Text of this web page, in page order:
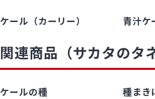
ケール（カーリー） 青汁ケ
関連商品（サカタのタ
ケールの種 種まき